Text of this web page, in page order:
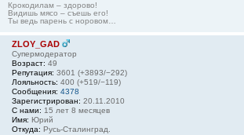
Крокодилам – здорово!
Видишь мясо – съешь его!
Ты ведь парень с норовом…
ZLOY_GAD
Супермодератор
Возраст: 49
Репутация: 3601 (+3893/−292)
Лояльность: 400 (+519/−119)
Сообщения: 4378
Зарегистрирован: 20.11.2010
С нами: 15 лет 8 месяцев
Имя: Юрий
Откуда: Русь-Сталинград.